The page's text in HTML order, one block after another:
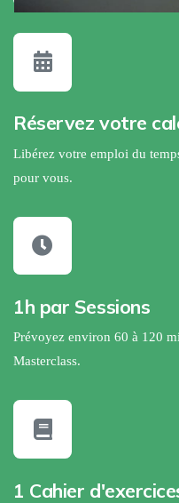
Réservez votre
Libérez votre emploi du
pour vous.
1h par Sessions
Prévoyez environ 60 à 120
Masterclass.
1 Cahier